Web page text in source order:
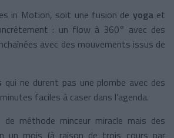
in Motion, soit une fusion de yoga et
: un flow à 360° avec des
avec des mouvements issus de
qui ne durent pas une plombe avec des
faciles à caser dans l’agenda.
de méthode minceur miracle mais des
un mois (à raison de trois cours par